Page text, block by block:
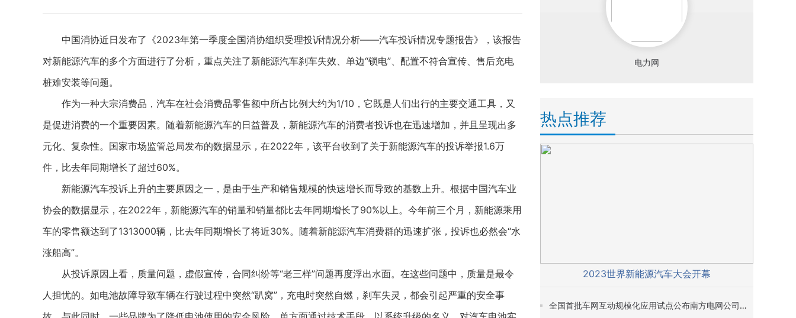
中国消协近日发布了《2023年第一季度全国消协组织受理投诉情况分析——汽车投诉情况专题报告》，该报告
对新能源汽车的多个方面进行了分析，重点关注了新能源汽车刹车失效、单边“锁电”、配置不符合宣传、售后充电
桩难安装等问题。
作为一种大宗消费品，汽车在社会消费品零售额中所占比例大约为1/10，它既是人们出行的主要交通工具，又
是促进消费的一个重要因素。随着新能源汽车的日益普及，新能源汽车的消费者投诉也在迅速增加，并且呈现出多
元化、复杂性。国家市场监管总局发布的数据显示，在2022年，该平台收到了关于新能源汽车的投诉举报1.6万
件，比去年同期增长了超过60%。
新能源汽车投诉上升的主要原因之一，是由于生产和销售规模的快速增长而导致的基数上升。根据中国汽车业
协会的数据显示，在2022年，新能源汽车的销量和销量都比去年同期增长了90%以上。今年前三个月，新能源乘用
车的零售额达到了1313000辆，比去年同期增长了将近30%。随着新能源汽车消费群的迅速扩张，投诉也必然会“水
涨船高”。
从投诉原因上看，质量问题，虚假宣传，合同纠纷等“老三样”问题再度浮出水面。在这些问题中，质量是最令
人担忧的。如电池故障导致车辆在行驶过程中突然“趴窝”，充电时突然自燃，刹车失灵，都会引起严重的安全事
电力网
热点推荐
2023世界新能源汽车大会开幕
全国首批车网互动规模化应用试点公布南方电网公司项目和经营区内多个城市入选